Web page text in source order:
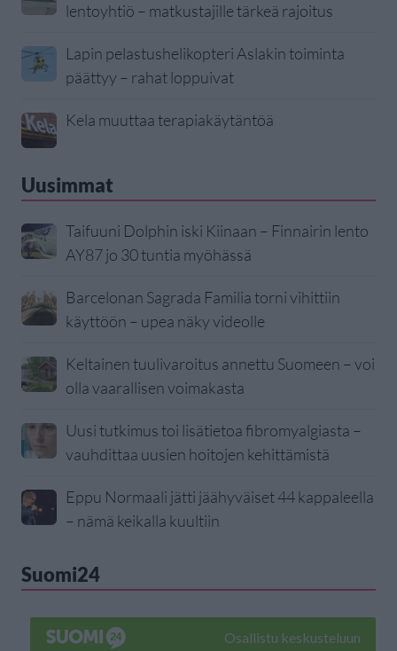
lentoyhtiö – matkustajille tärkeä rajoitus
Lapin pelastushelikopteri Aslakin toiminta
päättyy – rahat loppuivat
Kela muuttaa terapiakäytäntöä
Uusimmat
Taifuuni Dolphin iski Kiinaan – Finnairin lento
AY87 jo 30 tuntia myöhässä
Barcelonan Sagrada Familia torni vihittiin
käyttöön – upea näky videolle
Keltainen tuulivaroitus annettu Suomeen – voi
olla vaarallisen voimakasta
Uusi tutkimus toi lisätietoa fibromyalgiasta –
vauhdittaa uusien hoitojen kehittämistä
Eppu Normaali jätti jäähyväiset 44 kappaleella
– nämä keikalla kuultiin
Suomi24